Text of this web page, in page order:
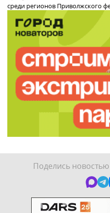
среди регионов Приволжского
Поделись